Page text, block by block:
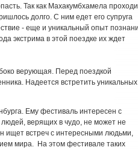
Так как Махакумбхамела
долго. С ним едет его супруга
- еще и уникальный опыт
экстрима в этой поездке их ждет
верующая. Перед поездкой
Надеется встретить уникальных
Ему фестиваль интересен с
верящих в чудо, не может не
ищет встреч с интересными людьми,
мира. На этом фестивале таких